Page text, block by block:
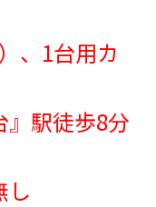
1台用カ
駅徒歩8分
し